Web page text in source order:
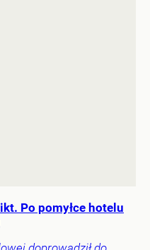
Po pomyłce hotelu